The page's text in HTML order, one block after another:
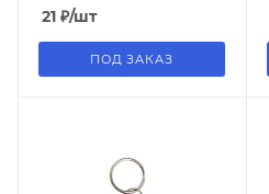
21 ₽/шт
ПОД ЗАКАЗ